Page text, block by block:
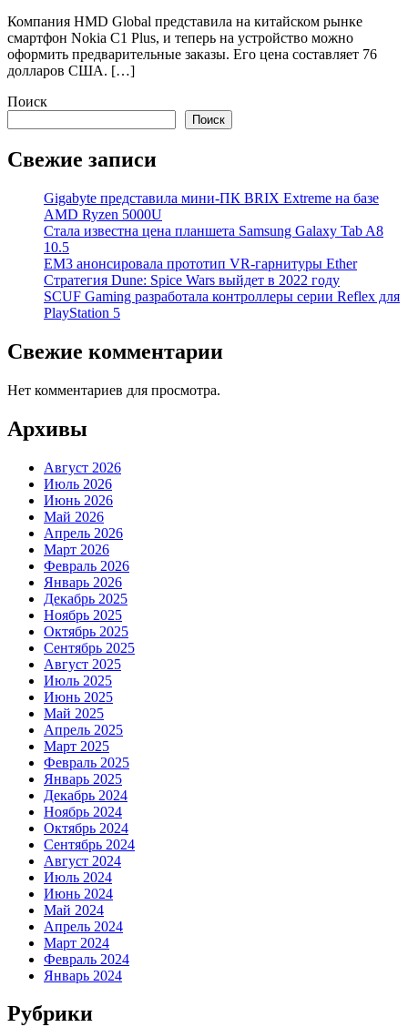
Компания HMD Global представила на китайском рынке
смартфон Nokia C1 Plus, и теперь на устройство можно
оформить предварительные заказы. Его цена составляет 76
долларов США. […]
Поиск
Поиск
Свежие записи
Gigabyte представила мини-ПК BRIX Extreme на базе
AMD Ryzen 5000U
Стала известна цена планшета Samsung Galaxy Tab A8
10.5
EM3 анонсировала прототип VR-гарнитуры Ether
Стратегия Dune: Spice Wars выйдет в 2022 году
SCUF Gaming разработала контроллеры серии Reflex для
PlayStation 5
Свежие комментарии
Нет комментариев для просмотра.
Архивы
Август 2026
Июль 2026
Июнь 2026
Май 2026
Апрель 2026
Март 2026
Февраль 2026
Январь 2026
Декабрь 2025
Ноябрь 2025
Октябрь 2025
Сентябрь 2025
Август 2025
Июль 2025
Июнь 2025
Май 2025
Апрель 2025
Март 2025
Февраль 2025
Январь 2025
Декабрь 2024
Ноябрь 2024
Октябрь 2024
Сентябрь 2024
Август 2024
Июль 2024
Июнь 2024
Май 2024
Апрель 2024
Март 2024
Февраль 2024
Январь 2024
Рубрики